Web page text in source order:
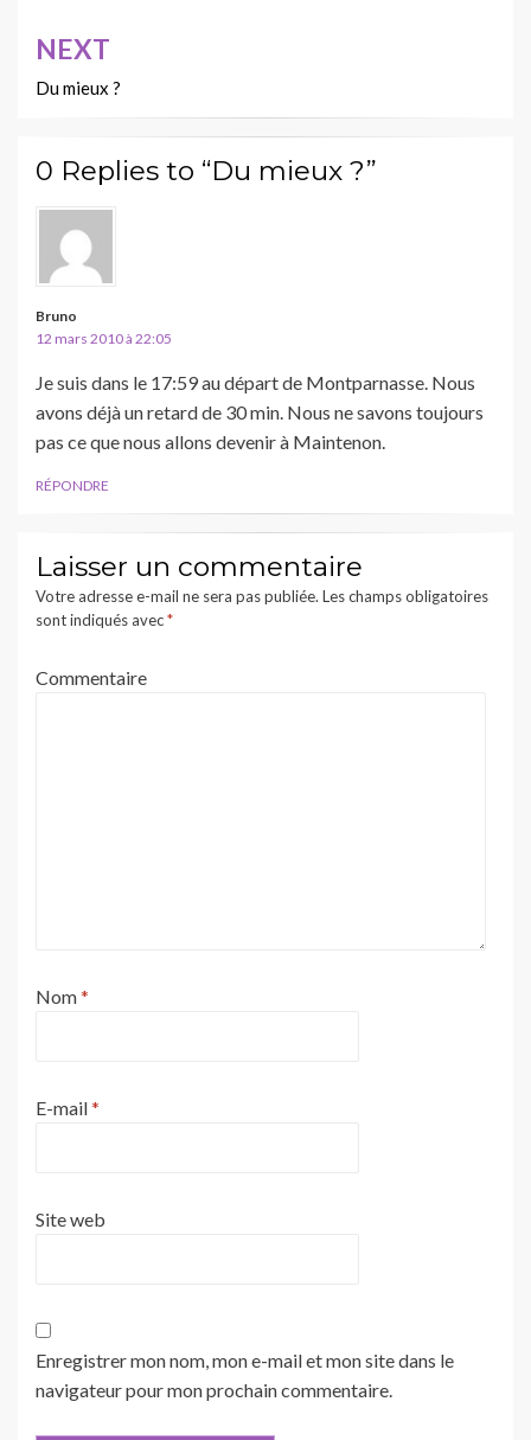
l’article
NEXT
Du mieux ?
0 Replies to “Du mieux ?”
Bruno
12 mars 2010 à 22:05
Je suis dans le 17:59 au départ de Montparnasse. Nous
avons déjà un retard de 30 min. Nous ne savons toujours
pas ce que nous allons devenir à Maintenon.
RÉPONDRE
Laisser un commentaire
Votre adresse e-mail ne sera pas publiée. Les champs obligatoires
sont indiqués avec*
Commentaire
Nom*
E-mail*
Site web
Enregistrer mon nom, mon e-mail et mon site dans le
navigateur pour mon prochain commentaire.